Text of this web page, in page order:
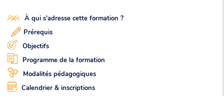
À qui s'adresse cette formation ?
Prérequis
Objectifs
Programme de la formation
Modalités pédagogiques
Calendrier & inscriptions